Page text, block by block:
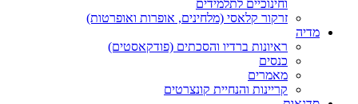
וחינוכיים לתלמידים
זרקור קלאסי (מלחינים, אופרות ואופרטות)
מדיה
ראיונות ברדיו והסכתים (פודקאסטים)
כנסים
מאמרים
קריינות והנחיית קונצרטים